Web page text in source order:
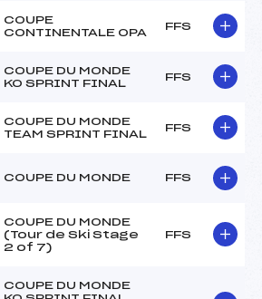
COUPE
CONTINENTALE OPA
FFS
COUPE DU MONDE
KO SPRINT FINAL
FFS
COUPE DU MONDE
TEAM SPRINT FINAL
FFS
COUPE DU MONDE FFS
COUPE DU MONDE
(Tour de Ski Stage
2 of 7)
FFS
COUPE DU MONDE